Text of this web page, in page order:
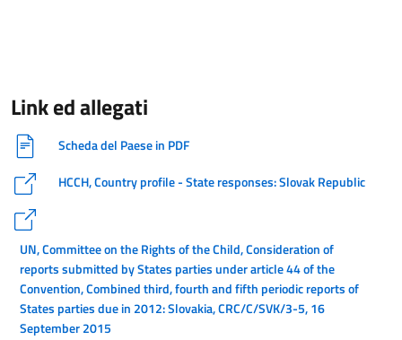
Link ed allegati
Scheda del Paese in PDF
HCCH, Country profile - State responses: Slovak Republic
UN, Committee on the Rights of the Child, Consideration of
reports submitted by States parties under article 44 of the
Convention, Combined third, fourth and fifth periodic reports of
States parties due in 2012: Slovakia, CRC/C/SVK/3-5, 16
September 2015